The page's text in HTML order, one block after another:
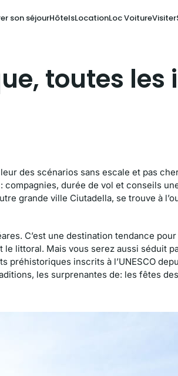
son séjourHôtelsLocationLoc VoitureVisiter
toutes les
des scénarios sans escale et pas
durée de vol et conseils
grande ville Ciutadella, se trouve à
C’est une destination tendance
littoral. Mais vous serez aussi séduit
préhistoriques inscrits à l’UNESCO
les surprenantes de: les fêtes